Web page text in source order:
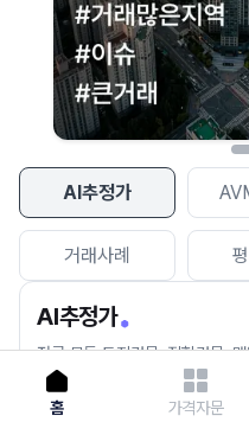
AI추정가
거래사례
AI추정가
전국 모든 토지건물, 집합건물,
세요.
홈 가격자문